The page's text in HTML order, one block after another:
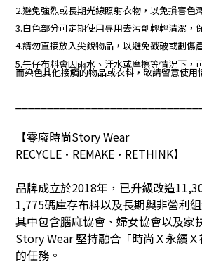
2.避免強烈或長期光線照射衣物，以免損害色
3.白色部分可定期使用專用去污劑輕輕清潔，
4.請勿直接放入尖銳物品，以避免戳破或劃傷
5.牛仔布料會因雨水、汗水或摩擦等情況下，
而染色其他接觸的物品或衣料，敬請留意使用
【零廢時尚Story Wear｜
RECYCLE•REMAKE•RETHINK】
品牌成立於2018年，已升級改造
1,775碼庫存布料以及長期與非營利
其中包含腦麻協會、婦女協會以及家
Story Wear堅持融合「時尚Ｘ永續
的任務。